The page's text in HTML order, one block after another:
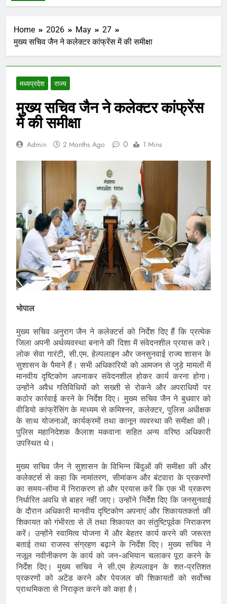
Home 2026 May
27
मुख्य सचिव जैन ने कलेक्टर कांफ्रेंस में की समीक्षा
मध्‍यप्रदेश राज्य
मुख्य सचिव जैन ने कलेक्टर कांफ्रेंस
में की समीक्षा
Admin 2 Months Ago 0 1 Mins
भोपाल
मुख्य सचिव अनुराग जैन ने कलेक्टर्स को निर्देश दिए हैं कि प्रत्येक
जिला अपनी अर्थव्यवस्था बनाने की दिशा में संवेदनशील प्रयास करे।
लोक सेवा गारंटी, सी.एम. हेल्पलाइन और जनसुनवाई राज्य शासन के
सुशासन के पैमाने हैं। सभी अधिकारियों को आमजन से जुड़े मामलों में
मानवीय दृष्टिकोण अपनाकर संवेदनशील होकर कार्य करना होगा।
उन्होंने अवैध गतिविधियों को सख्ती से रोकने और अपराधियों पर
कठोर कार्रवाई करने के निर्देश दिए। मुख्य सचिव जैन ने बुधवार को
वीडियो कांफ्रेंसिंग के माध्यम से कमिश्नर, कलेक्टर, पुलिस अधीक्षक
के साथ योजनाओं, कार्यक्रमों तथा कानून व्यवस्था की समीक्षा की।
पुलिस महानिदेशक कैलाश मकवाना सहित अन्य वरिष्ठ अधिकारी
उपस्थित थे।
मुख्य सचिव जैन ने सुशासन के विभिन्न बिंदुओं की समीक्षा की और
कलेक्टर्स से कहा कि नामांतरण, सीमांकन और बंटवारा के प्रकरणों
का समय-सीमा में निराकरण हो और प्रयास करें कि एक भी प्रकरण
निर्धारित अवधि से बाहर नहीं जाए। उन्होंने निर्देश दिए कि जनसुनवाई
के दौरान अधिकारी मानवीय दृष्टिकोण अपनाएं और शिकायतकर्ता की
शिकायत को गंभीरता से लें तथा शिकायत का संतुष्टिपूर्वक निराकरण
करें। उन्होंने स्वामित्व योजना में और बेहतर कार्य करने की जरूरत
बताई तथा राजस्व संग्रहण बढ़ाने के निर्देश दिए। मुख्य सचिव ने
नजूल नवीनीकरण के कार्य को जन-अभियान चलाकर पूरा करने के
निर्देश दिए। मुख्य सचिव ने सी.एम हेल्पलाइन के शत-प्रतिशत
प्रकरणों को अटेंड करने और पेयजल की शिकायतों को सर्वोच्च
प्राथमिकता से निराकृत करने को कहा है।